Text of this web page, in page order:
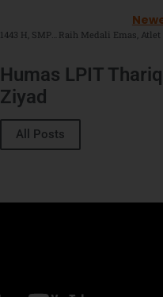
Humas LPIT
Ziyad
All Posts